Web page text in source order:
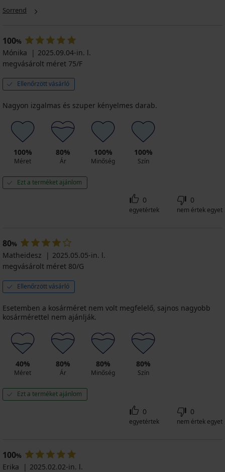
PREMIUM
Gossard
Lace
bélés
nélküli
melltartó
Ft
PREMIUM
Gossard
Glossies
Lace
I
melltartó,
28 190
Arm
Shaper
nélküli
uj...
23 590
Sorrend
100%
Mónika
2025.09.04-in. l.
megvásárolt méret 75/F
Ellenőrzött vásárló
Nagyon izgalmas és szuper kényelmes darab.
100%
Méret
80%
Ár
100%
Minőség
100%
Szín
Ezt a terméket ajánlom
0
egyetértek
0
nem értek egyet
80%
Matheidesz
2025.05.05-in. l.
megvásárolt méret 80/G
Ellenőrzött vásárló
Esetemben a kosárméret nem volt megfelelő, sajnos nagyobb
kosármérettel nem ajánlják.
40%
Méret
80%
Ár
80%
Minőség
80%
Szín
Ezt a terméket ajánlom
0
egyetértek
0
nem értek egyet
100%
Erika
2025.02.02-in. l.